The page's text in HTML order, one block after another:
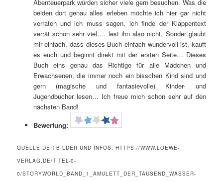
Abenteuerpark würden sicher viele gern besuchen. Was die
beiden dort genau alles erleben möchte ich hier gar nicht
verraten und ich muss sagen, ich finde der Klappentext
verrät schon sehr viel…. lest ihn also nicht, Sonder glaubt
mir einfach, dass dieses Buch einfach wundervoll ist, kauft
es euch und beginnt direkt mit der ersten Seite… Dieses
Buch eins genau das Richtige für alle Mädchen und
Erwachsenen, die immer noch ein bisschen Kind sind und
gern (magische und fantasievolle) Kinder- und
Jugendbücher lesen… Ich freue mich schon sehr auf den
nächsten Band!
Bewertung:
QUELLE DER BILDER UND INFOS: HTTPS://WWW.LOEWE-
VERLAG.DE/TITEL-0-
0/STORYWORLD_BAND_1_AMULETT_DER_TAUSEND_WASSER-